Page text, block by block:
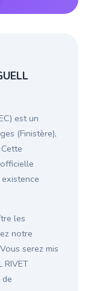
est un
(Finistère),
existence
les
notre
serez mis
RIVET